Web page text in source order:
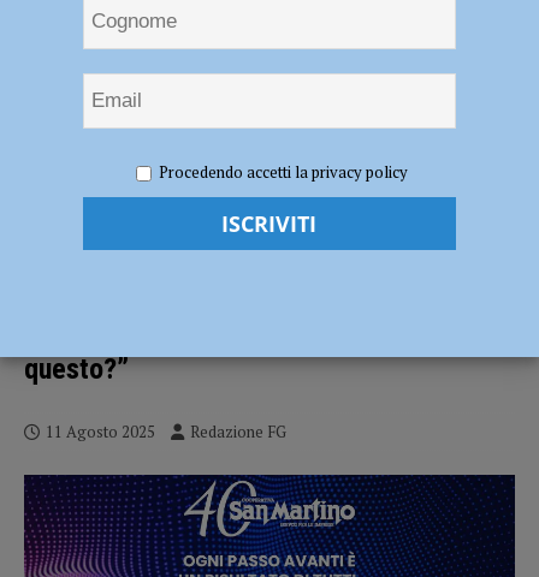
Piacenza difende la giunta: “Davvero le sorti ambientali di Piacenza
dipendono solo da questo?”
Alberi tagliati, Civica per Piacenza
questo?”
11 Agosto 2025 Redazione FG
Procedendo accetti la privacy policy